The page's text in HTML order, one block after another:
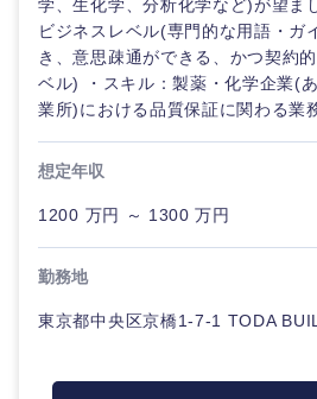
学、生化学、分析化学など)が望ま
ビジネスレベル(専門的な用語・ガ
き、意思疎通ができる、かつ契約
ベル) ・スキル：製薬・化学企業(
業所)における品質保証に関わる業
想定年収
1200 万円 ～ 1300 万円
勤務地
東京都中央区京橋1-7-1 TODA